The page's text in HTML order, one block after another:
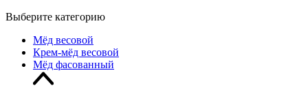
Выберите категорию
Мёд весовой
Крем-мёд весовой
Мёд фасованный